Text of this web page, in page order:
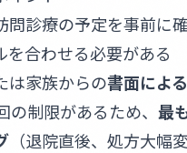
問診療の予定を事前に
を合わせる必要がある
は家族からの書面によ
の制限があるため、 最
（退院直後、処方大幅